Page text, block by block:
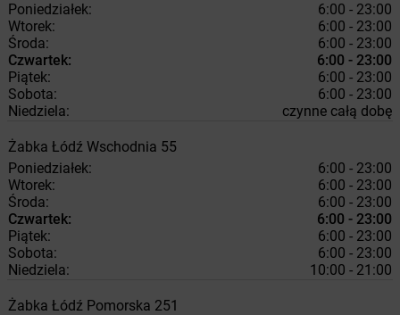
Poniedziałek:
6:00 - 23:00
Wtorek:
6:00 - 23:00
Środa:
6:00 - 23:00
Czwartek:
6:00 - 23:00
Piątek:
6:00 - 23:00
Sobota:
6:00 - 23:00
Niedziela:
czynne całą dobę
Żabka Łódź Wschodnia 55
Poniedziałek:
6:00 - 23:00
Wtorek:
6:00 - 23:00
Środa:
6:00 - 23:00
Czwartek:
6:00 - 23:00
Piątek:
6:00 - 23:00
Sobota:
6:00 - 23:00
Niedziela:
10:00 - 21:00
Żabka Łódź Pomorska 251